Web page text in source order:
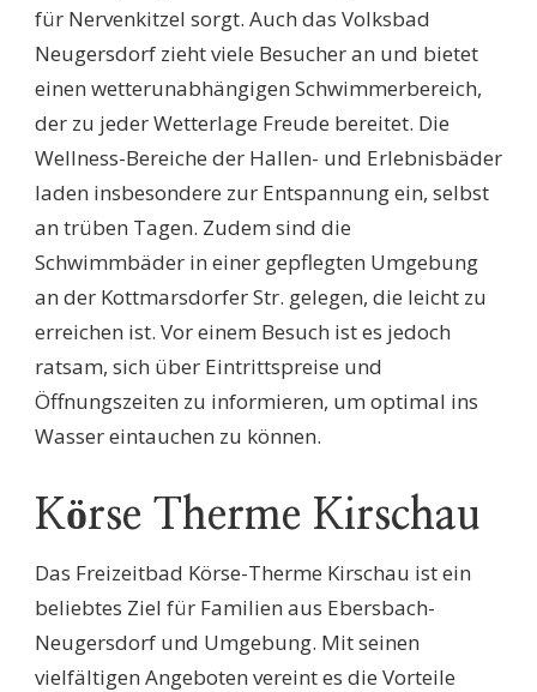
für Nervenkitzel sorgt. Auch das Volksbad
Neugersdorf zieht viele Besucher an und bietet
einen wetterunabhängigen Schwimmerbereich,
der zu jeder Wetterlage Freude bereitet. Die
Wellness-Bereiche der Hallen- und Erlebnisbäder
laden insbesondere zur Entspannung ein, selbst
an trüben Tagen. Zudem sind die
Schwimmbäder in einer gepflegten Umgebung
an der Kottmarsdorfer Str. gelegen, die leicht zu
erreichen ist. Vor einem Besuch ist es jedoch
ratsam, sich über Eintrittspreise und
Öffnungszeiten zu informieren, um optimal ins
Wasser eintauchen zu können.
Körse Therme Kirschau
Das Freizeitbad Körse-Therme Kirschau ist ein
beliebtes Ziel für Familien aus Ebersbach-
Neugersdorf und Umgebung. Mit seinen
vielfältigen Angeboten vereint es die Vorteile